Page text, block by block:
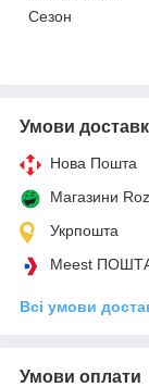
Сезон
Умови
Нова Пошта
Магазини
Укрпошта
Meest
Всі умови
Умови оплати